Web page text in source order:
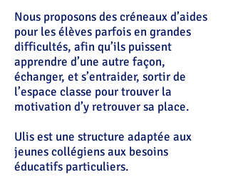
Nous proposons des créneaux d’aides
pour les élèves parfois en grandes
difficultés, afin qu’ils puissent
apprendre d’une autre façon,
échanger, et s’entraider, sortir de
l’espace classe pour trouver la
motivation d’y retrouver sa place.
Ulis est une structure adaptée aux
jeunes collégiens aux besoins
éducatifs particuliers.